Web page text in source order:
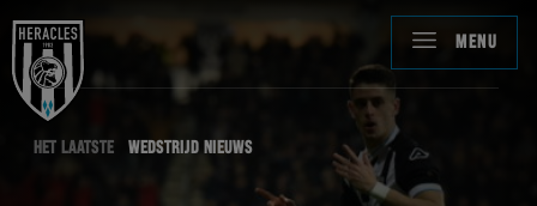
MENU
HET LAATSTE WEDSTRIJD NIEUWS